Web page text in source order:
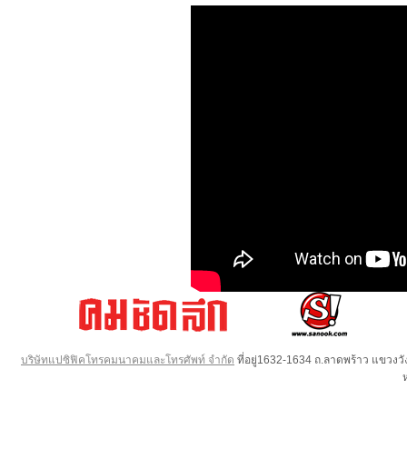
บริษัทแปซิฟิคโทรคมนาคมและโทรศัพท์ จำกัด ที่อยู่1632-1634 ถ.ลาดพร้าว แขวง